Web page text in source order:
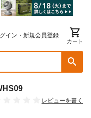
イン・新規会員登録
カート
レビューを書く